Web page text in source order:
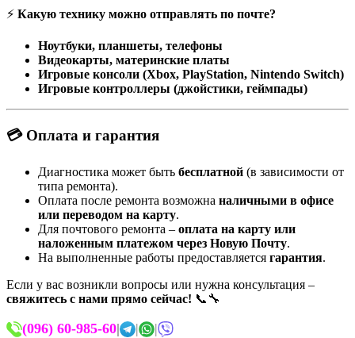
⚡ Какую технику можно отправлять по почте?
Ноутбуки, планшеты, телефоны
Видеокарты, материнские платы
Игровые консоли (Xbox, PlayStation, Nintendo Switch)
Игровые контроллеры (джойстики, геймпады)
💳 Оплата и гарантия
Диагностика может быть бесплатной (в зависимости от
типа ремонта).
Оплата после ремонта возможна наличными в офисе
или переводом на карту.
Для почтового ремонта – оплата на карту или
наложенным платежом через Новую Почту.
На выполненные работы предоставляется гарантия.
Если у вас возникли вопросы или нужна консультация –
свяжитесь с нами прямо сейчас! 📞🔧
(096) 60-985-60| | |